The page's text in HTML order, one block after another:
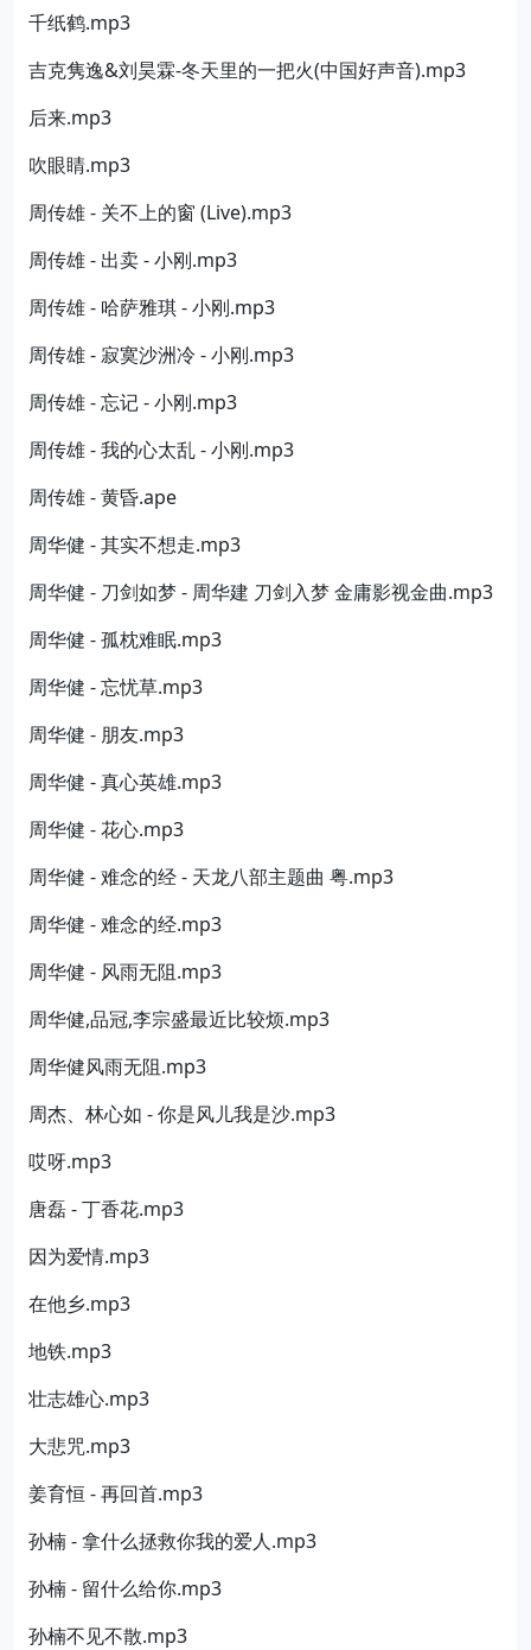
千纸鹤.mp3
吉克隽逸&刘昊霖-冬天里的一把火(中国好声音).mp3
后来.mp3
吹眼睛.mp3
周传雄 - 关不上的窗 (Live).mp3
周传雄 - 出卖 - 小刚.mp3
周传雄 - 哈萨雅琪 - 小刚.mp3
周传雄 - 寂寞沙洲冷 - 小刚.mp3
周传雄 - 忘记 - 小刚.mp3
周传雄 - 我的心太乱 - 小刚.mp3
周传雄 - 黄昏.ape
周华健 - 其实不想走.mp3
周华健 - 刀剑如梦 - 周华建 刀剑入梦 金庸影视金曲.mp3
周华健 - 孤枕难眠.mp3
周华健 - 忘忧草.mp3
周华健 - 朋友.mp3
周华健 - 真心英雄.mp3
周华健 - 花心.mp3
周华健 - 难念的经 - 天龙八部主题曲 粤.mp3
周华健 - 难念的经.mp3
周华健 - 风雨无阻.mp3
周华健,品冠,李宗盛最近比较烦.mp3
周华健风雨无阻.mp3
周杰、林心如 - 你是风儿我是沙.mp3
哎呀.mp3
唐磊 - 丁香花.mp3
因为爱情.mp3
在他乡.mp3
地铁.mp3
壮志雄心.mp3
大悲咒.mp3
姜育恒 - 再回首.mp3
孙楠 - 拿什么拯救你我的爱人.mp3
孙楠 - 留什么给你.mp3
孙楠不见不散.mp3